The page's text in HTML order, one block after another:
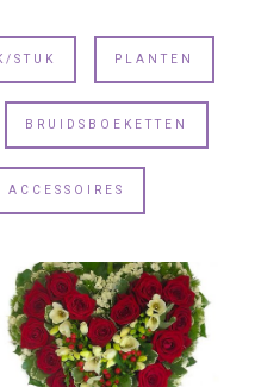
STUK PLANTEN
BRUIDSBOEKETTEN
ACCESSOIRES